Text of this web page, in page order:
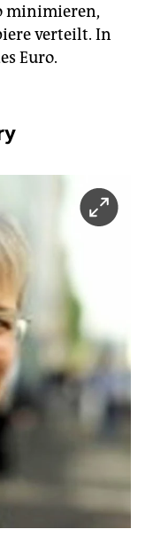
minimieren,
verteilt. In
Euro.